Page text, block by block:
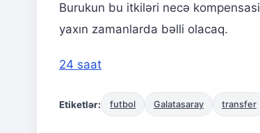
Burukun bu itkiləri necə
yaxın zamanlarda bəlli olacaq.
24 saat
Etiketlər: futbol Galatasaray transfer